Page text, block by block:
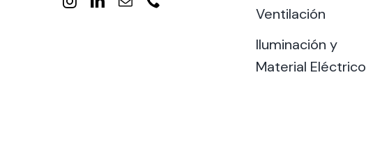
Ventilación
Iluminación y
Material Eléctrico